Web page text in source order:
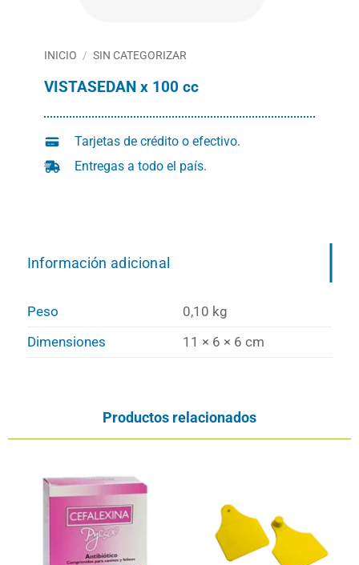
INICIO / SIN CATEGORIZAR
VISTASEDAN x 100 cc
Tarjetas de crédito o efectivo.
Entregas a todo el país.
Información adicional
Peso
0,10 kg
Dimensiones
11 × 6 × 6 cm
Productos relacionados